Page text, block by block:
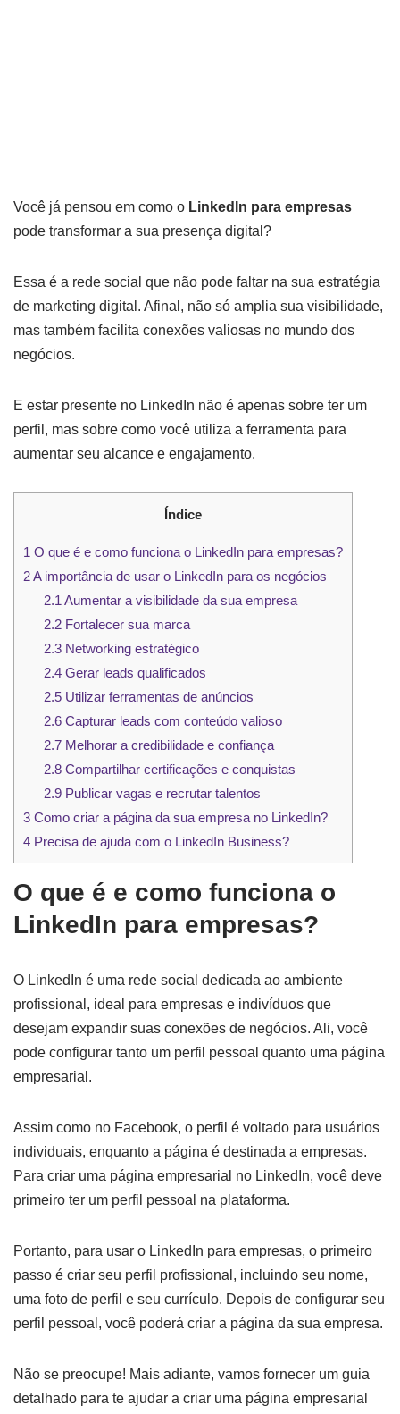
Você já pensou em como o LinkedIn para empresas
pode transformar a sua presença digital?
Essa é a rede social que não pode faltar na sua estratégia
de marketing digital. Afinal, não só amplia sua visibilidade,
mas também facilita conexões valiosas no mundo dos
negócios.
E estar presente no LinkedIn não é apenas sobre ter um
perfil, mas sobre como você utiliza a ferramenta para
aumentar seu alcance e engajamento.
Índice
1 O que é e como funciona o LinkedIn para empresas?
2A importância de usar o LinkedIn para os negócios
2.1 Aumentar a visibilidade da sua empresa
2.2Fortalecer sua marca
2.3Networking estratégico
2.4Gerar leads qualificados
2.5Utilizar ferramentas de anúncios
2.6Capturar leads com conteúdo valioso
2.7Melhorar a credibilidade e confiança
2.8Compartilhar certificações e conquistas
2.9Publicar vagas e recrutar talentos
3 Como criar a página da sua empresa no LinkedIn?
4 Precisa de ajuda com o LinkedIn Business?
O que é e como funciona o
LinkedIn para empresas?
O LinkedIn é uma rede social dedicada ao ambiente
profissional, ideal para empresas e indivíduos que
desejam expandir suas conexões de negócios. Ali, você
pode configurar tanto um perfil pessoal quanto uma página
empresarial.
Assim como no Facebook, o perfil é voltado para usuários
individuais, enquanto a página é destinada a empresas.
Para criar uma página empresarial no LinkedIn, você deve
primeiro ter um perfil pessoal na plataforma.
Portanto, para usar o LinkedIn para empresas, o primeiro
passo é criar seu perfil profissional, incluindo seu nome,
uma foto de perfil e seu currículo. Depois de configurar seu
perfil pessoal, você poderá criar a página da sua empresa.
Não se preocupe! Mais adiante, vamos fornecer um guia
detalhado para te ajudar a criar uma página empresarial